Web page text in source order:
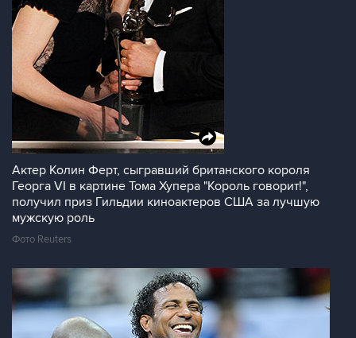
Актер Колин Ферт, сыгравший британского короля
Георга VI в картине Тома Хупера "Король говорит!",
получил приз Гильдии киноактеров США за лучшую
мужскую роль
Фото Reuters